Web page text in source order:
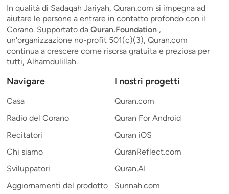
In qualità di Sadaqah Jariyah, Quran.com si impegna ad
aiutare le persone a entrare in contatto profondo con il
Corano. Supportato da Quran.Foundation ,
un'organizzazione no-profit 501(c)(3), Quran.com
continua a crescere come risorsa gratuita e preziosa per
tutti, Alhamdulillah.
Navigare
Casa
Radio del Corano
Recitatori
Chi siamo
Sviluppatori
Aggiornamenti del prodotto
I nostri progetti
Quran.com
Quran For Android
Quran iOS
QuranReflect.com
Quran.AI
Sunnah.com